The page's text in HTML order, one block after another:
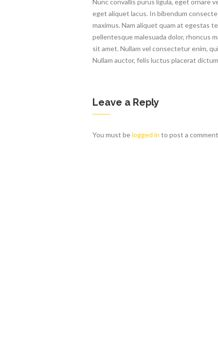
eget aliquet lacus. In bibendum
maximus. Nam aliquet quam at egestas
pellentesque malesuada dolor, rhoncus
sit amet. Nullam vel consectetur enim,
Nullam auctor, felis luctus placerat
Leave a Reply
You must belogged in to post a